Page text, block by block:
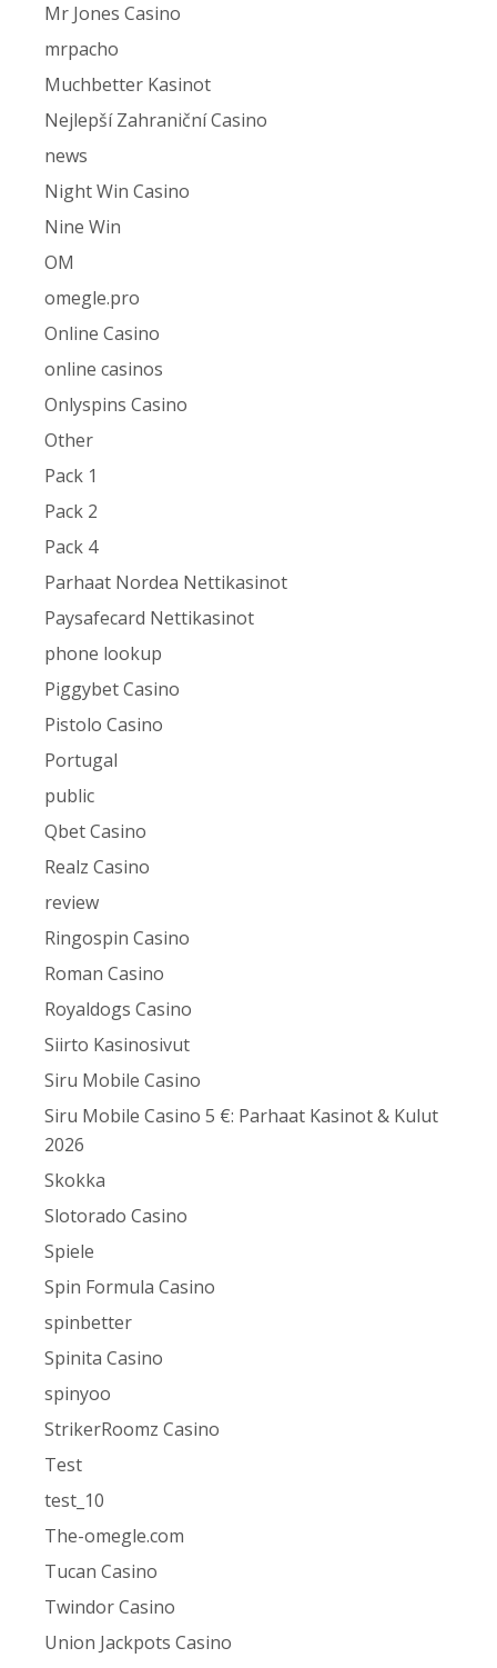
Mr Jones Casino
mrpacho
Muchbetter Kasinot
Nejlepší Zahraniční Casino
news
Night Win Casino
Nine Win
OM
omegle.pro
Online Casino
online casinos
Onlyspins Casino
Other
Pack 1
Pack 2
Pack 4
Parhaat Nordea Nettikasinot
Paysafecard Nettikasinot
phone lookup
Piggybet Casino
Pistolo Casino
Portugal
public
Qbet Casino
Realz Casino
review
Ringospin Casino
Roman Casino
Royaldogs Casino
Siirto Kasinosivut
Siru Mobile Casino
Siru Mobile Casino 5 €: Parhaat Kasinot & Kulut
2026
Skokka
Slotorado Casino
Spiele
Spin Formula Casino
spinbetter
Spinita Casino
spinyoo
StrikerRoomz Casino
Test
test_10
The-omegle.com
Tucan Casino
Twindor Casino
Union Jackpots Casino